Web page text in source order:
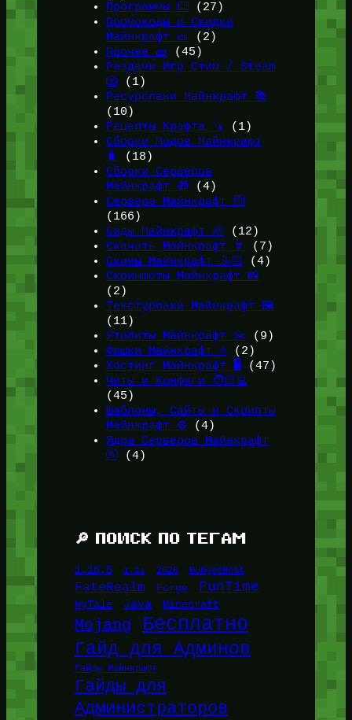
Программы ⌨️(27)
Промокоды и Скидки
Майнкрафт 🎫
(2)
Прочее 🧱 (45)
Раздачи Игр Стим / Steam
🎲 (1)
Ресурспаки Майнкрафт 📚
(10)
Рецепты Крафта 🪚 (1)
Сборки Модов Майнкрафт
🧳
(18)
Сборки Серверов
Майнкрафт 🎁 (4)
Сервера Майнкрафт 🛜
(166)
Сиды Майнкрафт 🌱
(12)
Скачать Майнкрафт 🔽
(7)
Скины Майнкрафт 🤹🏻
(4)
Скриншоты Майнкрафт 📸
(2)
Текстурпаки Майнкрафт 🖼️
(11)
Утилиты Майнкрафт ✂️ (9)
Фишки Майнкрафт ⭐(2)
Хостинг Майнкрафт 🖥️ (47)
Читы и Конфиги 🧑🏻‍💻
(45)
Шаблоны, Сайты и Скрипты
Майнкрафт ⚙️ (4)
Ядра Серверов Майнкрафт
🚰(4)
🔎 ПОИСК ПО ТЕГАМ
1.16.5 1.21 2026 BungeeHost
FateRealm Forge FunTime
HyTale Java Minecraft
Mojang Бесплатно
Гайд для Админов
Гайды Майнкрафт
Гайды для
Администраторов